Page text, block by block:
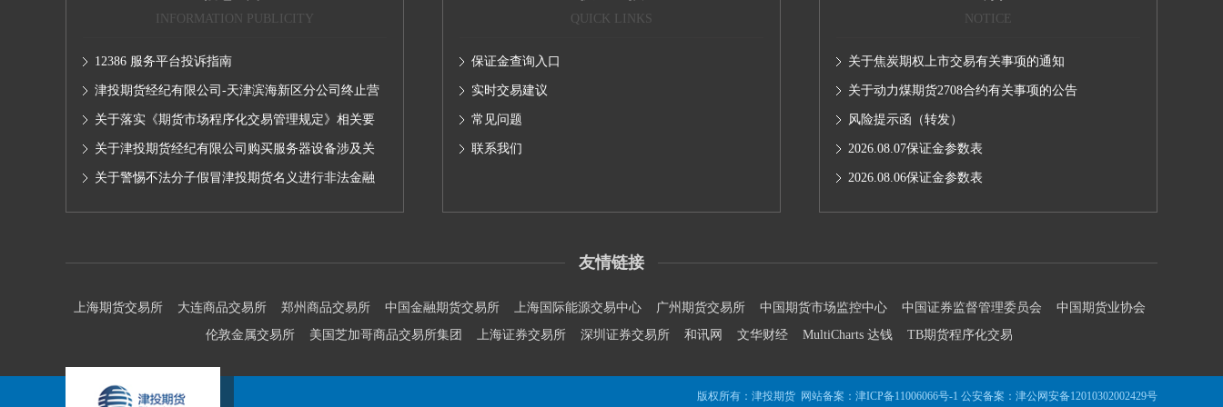
INFORMATION PUBLICITY
12386 服务平台投诉指南
津投期货经纪有限公司-天津滨海新区分公司终止营
业的公告
关于落实《期货市场程序化交易管理规定》相关要
求,无限易终端版本调整及客户通知
关于津投期货经纪有限公司购买服务器设备涉及关
联交易情况的公示
关于警惕不法分子假冒津投期货名义进行非法金融
QUICK LINKS
保证金查询入口
实时交易建议
常见问题
联系我们
NOTICE
关于焦炭期权上市交易有关事项的通知
关于动力煤期货2708合约有关事项的公告
风险提示函（转发）
2026.08.07保证金参数表
2026.08.06保证金参数表
友情链接
上海期货交易所 大连商品交易所 郑州商品交易所 中国金融期货交易所 上海国际能源交易中心 广州期货交易所 中国期货市场监控中心 中国证券监督管理委员会
中国期货业协会
伦敦金属交易所
美国芝加哥商品交易所集团 上海证券交易所 深圳证券交易所 和讯网 文华财经 MultiCharts 达钱 TB期货程序化交易
版权所有：津投期货 网站备案： 津ICP备11006066号-1 公安备案： 津公网安备12010302002429号